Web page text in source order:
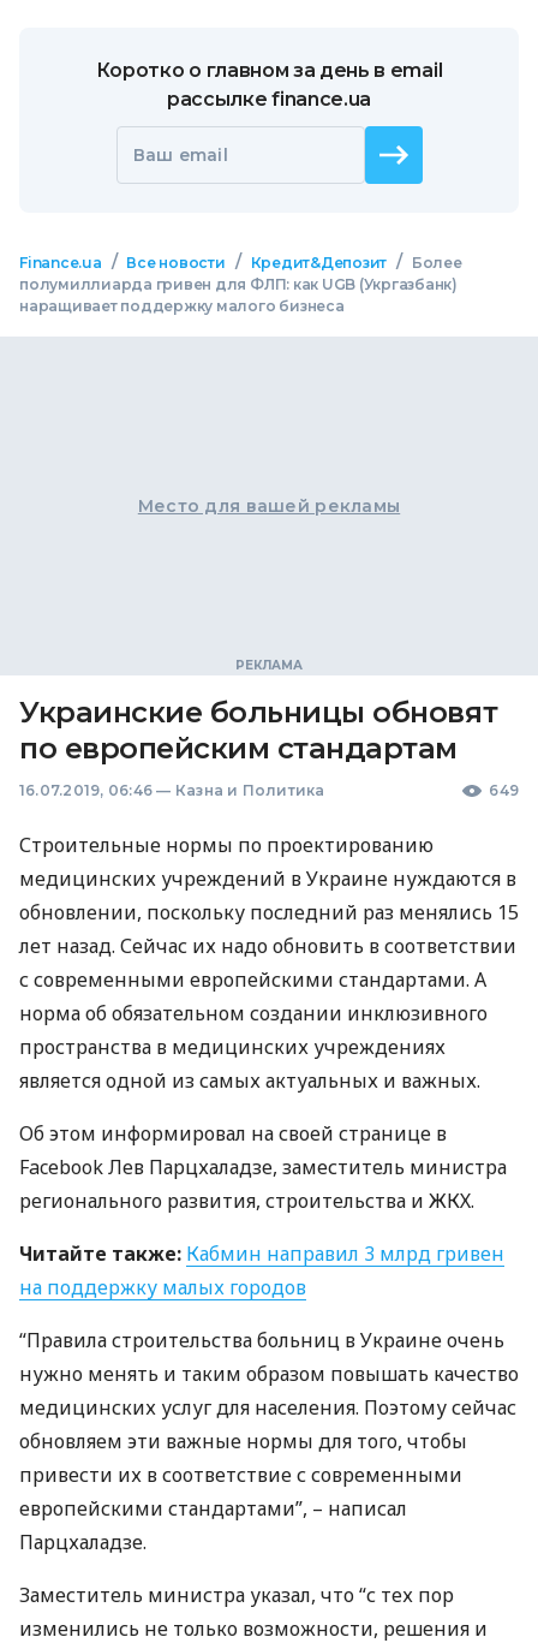
Коротко о главном за день в email
рассылке finance.ua
Ваш email
Finance.ua / Все новости / Кредит&Депозит /
Более
полумиллиарда гривен для ФЛП: как UGB (Укргазбанк)
наращивает поддержку малого бизнеса
Место для вашей рекламы
Украинские больницы обновят
по европейским стандартам
16.07.2019, 06:46 — Казна и Политика 649
Строительные нормы по проектированию
медицинских учреждений в Украине нуждаются в
обновлении, поскольку последний раз менялись 15
лет назад. Сейчас их надо обновить в соответствии
с современными европейскими стандартами. А
норма об обязательном создании инклюзивного
пространства в медицинских учреждениях
является одной из самых актуальных и важных.
Об этом информировал на своей странице в
Facebook Лев Парцхаладзе, заместитель министра
регионального развития, строительства и ЖКХ.
Читайте также: Кабмин направил 3 млрд гривен
на поддержку малых городов
“Правила строительства больниц в Украине очень
нужно менять и таким образом повышать качество
медицинских услуг для населения. Поэтому сейчас
обновляем эти важные нормы для того, чтобы
привести их в соответствие с современными
европейскими стандартами”, – написал
Парцхаладзе.
Заместитель министра указал, что “с тех пор
изменились не только возможности, решения и